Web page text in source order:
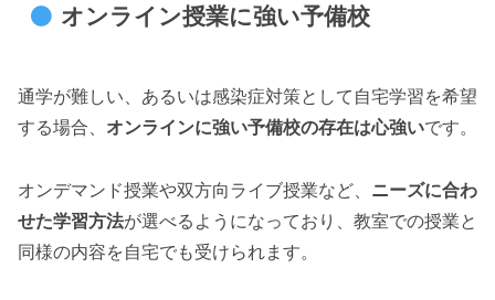
オンライン授業に強い予備校
通学が難しい、あるいは感染症対策として自宅学習を希望
する場合、 オンラインに強い予備校の存在は心強いです。
オンデマンド授業や双方向ライブ授業など、 ニーズに合わ
せた学習方法が選べるようになっており、教室での授業と
同様の内容を自宅でも受けられます。